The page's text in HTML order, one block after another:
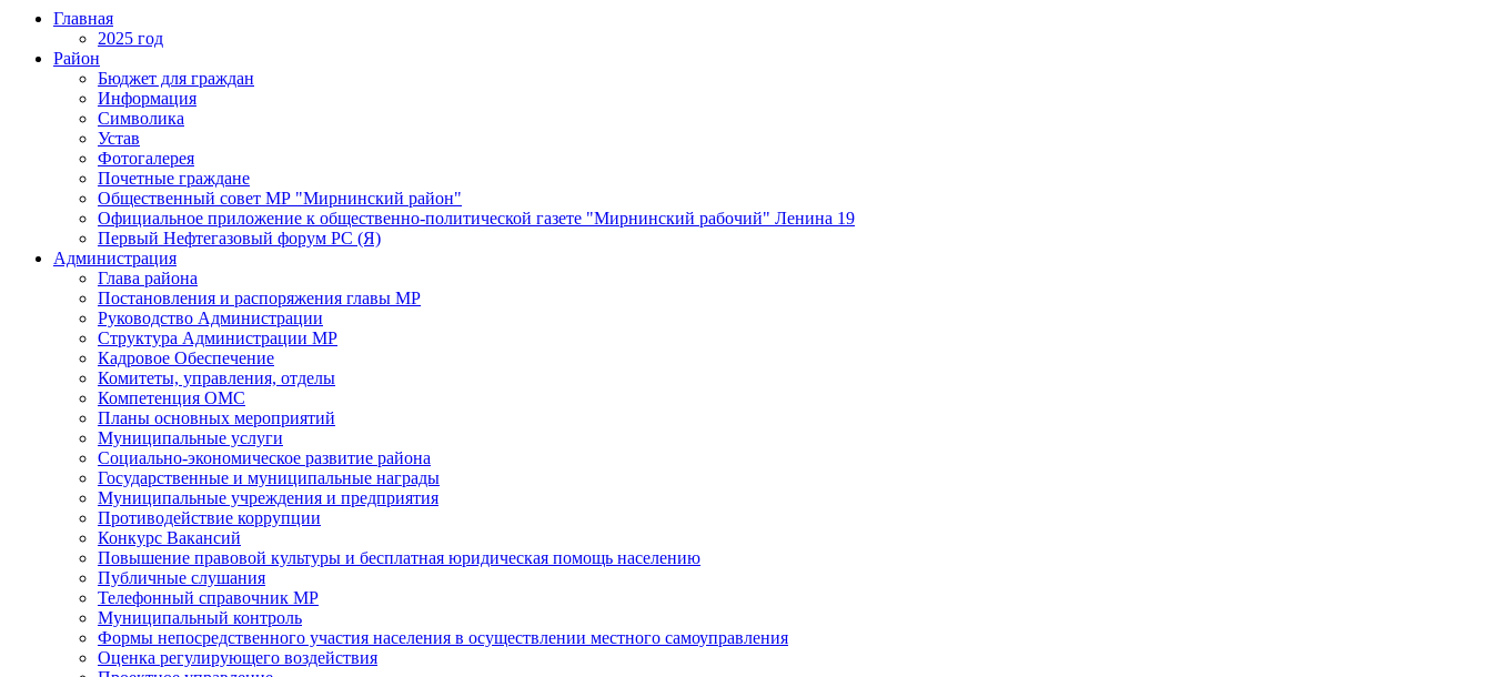
Главная
2025 год
Район
Бюджет для граждан
Информация
Символика
Устав
Фотогалерея
Почетные граждане
Общественный совет МР "Мирнинский район"
Официальное приложение к общественно-политической газете "Мирнинский рабочий" Ленина 19
Первый Нефтегазовый форум РС (Я)
Администрация
Глава района
Постановления и распоряжения главы МР
Руководство Администрации
Структура Администрации МР
Кадровое Обеспечение
Комитеты, управления, отделы
Компетенция ОМС
Планы основных мероприятий
Муниципальные услуги
Социально-экономическое развитие района
Государственные и муниципальные награды
Муниципальные учреждения и предприятия
Противодействие коррупции
Конкурс Вакансий
Повышение правовой культуры и бесплатная юридическая помощь населению
Публичные слушания
Телефонный справочник МР
Муниципальный контроль
Формы непосредственного участия населения в осуществлении местного самоуправления
Оценка регулирующего воздействия